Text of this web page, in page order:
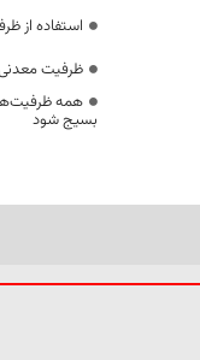
استفاده از
ظرفیت
همه ظرفیت‌ها
بسیج شود